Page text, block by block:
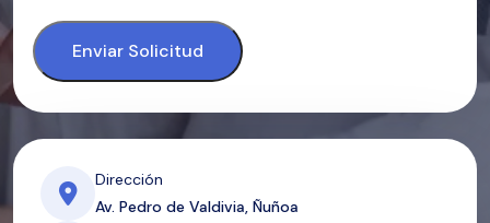
Enviar Solicitud
Dirección
Av. Pedro de Valdivia, Ñuñoa